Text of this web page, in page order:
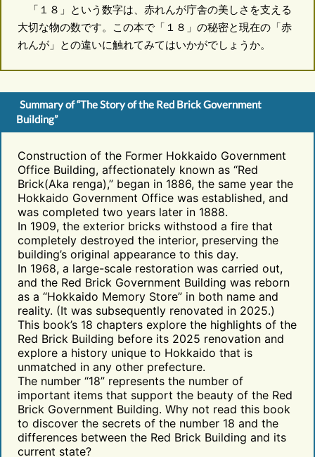
「１８」という数字は、赤れんが庁舎の美しさを支える
大切な物の数です。この本で「１８」の秘密と現在の「赤
れんが」との違いに触れてみてはいかがでしょうか。
Summary of “The Story of the Red Brick Government
Building”
Construction of the Former Hokkaido Government
Office Building, affectionately known as “Red
Brick(Aka renga),” began in 1886, the same year the
Hokkaido Government Office was established, and
was completed two years later in 1888.
In 1909, the exterior bricks withstood a fire that
completely destroyed the interior, preserving the
building’s original appearance to this day.
In 1968, a large-scale restoration was carried out,
and the Red Brick Government Building was reborn
as a “Hokkaido Memory Store” in both name and
reality. (It was subsequently renovated in 2025.)
This book’s 18 chapters explore the highlights of the
Red Brick Building before its 2025 renovation and
explore a history unique to Hokkaido that is
unmatched in any other prefecture.
The number “18” represents the number of
important items that support the beauty of the Red
Brick Government Building. Why not read this book
to discover the secrets of the number 18 and the
differences between the Red Brick Building and its
current state?